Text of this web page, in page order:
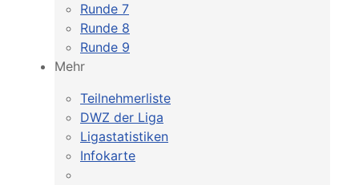
Runde 7
Runde 8
Runde 9
Mehr
Teilnehmerliste
DWZ der Liga
Ligastatistiken
Infokarte